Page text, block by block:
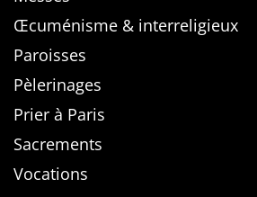
Œcuménisme & interreligieux
Paroisses
Pèlerinages
Prier à Paris
Sacrements
Vocations